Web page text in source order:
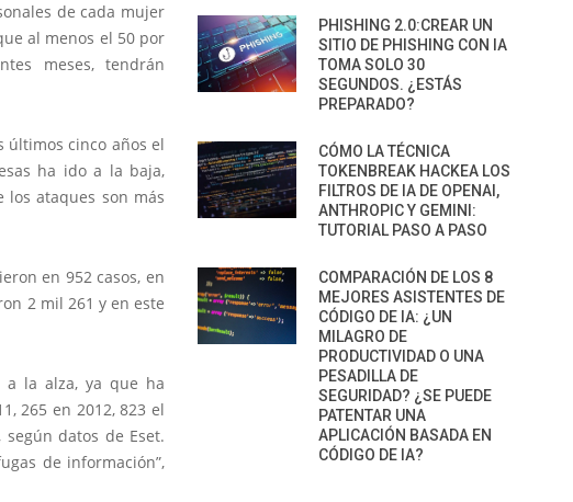
de cada mujer
al menos el 50 por
meses, tendrán
últimos cinco años el
ha ido a la baja,
ataques son más
en 952 casos, en
2 mil 261 y en este
a la alza, ya que ha
265 en 2012, 823 el
datos de Eset.
de información”,
PHISHING 2.0:CREAR UN
SITIO DE PHISHING CON IA
TOMA SOLO 30
SEGUNDOS. ¿ESTÁS
PREPARADO?
CÓMO LA TÉCNICA
TOKENBREAK HACKEA LOS
FILTROS DE IA DE OPENAI,
ANTHROPIC Y GEMINI:
TUTORIAL PASO A PASO
COMPARACIÓN DE LOS 8
MEJORES ASISTENTES DE
CÓDIGO DE IA: ¿UN
MILAGRO DE
PRODUCTIVIDAD O UNA
PESADILLA DE
SEGURIDAD? ¿SE PUEDE
PATENTAR UNA
APLICACIÓN BASADA EN
CÓDIGO DE IA?